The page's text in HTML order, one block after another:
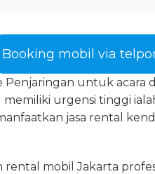
Booking mobil via
untuk acara
memiliki urgensi tinggi
jasa rental
rental mobil Jakarta